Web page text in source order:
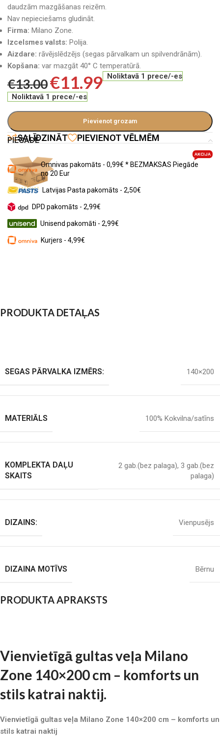
daudzām mazgāšanas reizēm.
Nav nepieciešams gludināt.
Firma: Milano Zone.
Izcelsmes valsts: Polija.
Aizdare: rāvējslēdzējs (segas pārvalkam un spilvendrānām).
Kopšana: var mazgāt 40° C temperatūrā.
€13.00€11.99 Noliktavā 1 prece/-es
Noliktavā 1 prece/-es
Pievienot grozam
SALĪDZINĀT PIEVIENOT VĒLMĒM
PIEGĀDE
Omnivas pakomāts - 0,99€ * BEZMAKSAS Piegāde
no 20 Eur
AKCIJA
Latvijas Pasta pakomāts - 2,50€
DPD pakomāts - 2,99€
Unisend pakomāti - 2,99€
Kurjers - 4,99€
PRODUKTA DETAĻAS
SEGAS PĀRVALKA IZMĒRS: 140×200
MATERIĀLS 100% Kokvilna/satīns
KOMPLEKTA DAĻU
SKAITS
2 gab.(bez palaga), 3 gab.(bez
palaga)
DIZAINS: Vienpusējs
DIZAINA MOTĪVS Bērnu
PRODUKTA APRAKSTS
Vienvietīgā gultas veļa Milano
Zone 140×200 cm – komforts un
stils katrai naktij.
Vienvietīgā gultas veļa Milano Zone 140×200 cm – komforts un
stils katrai naktij